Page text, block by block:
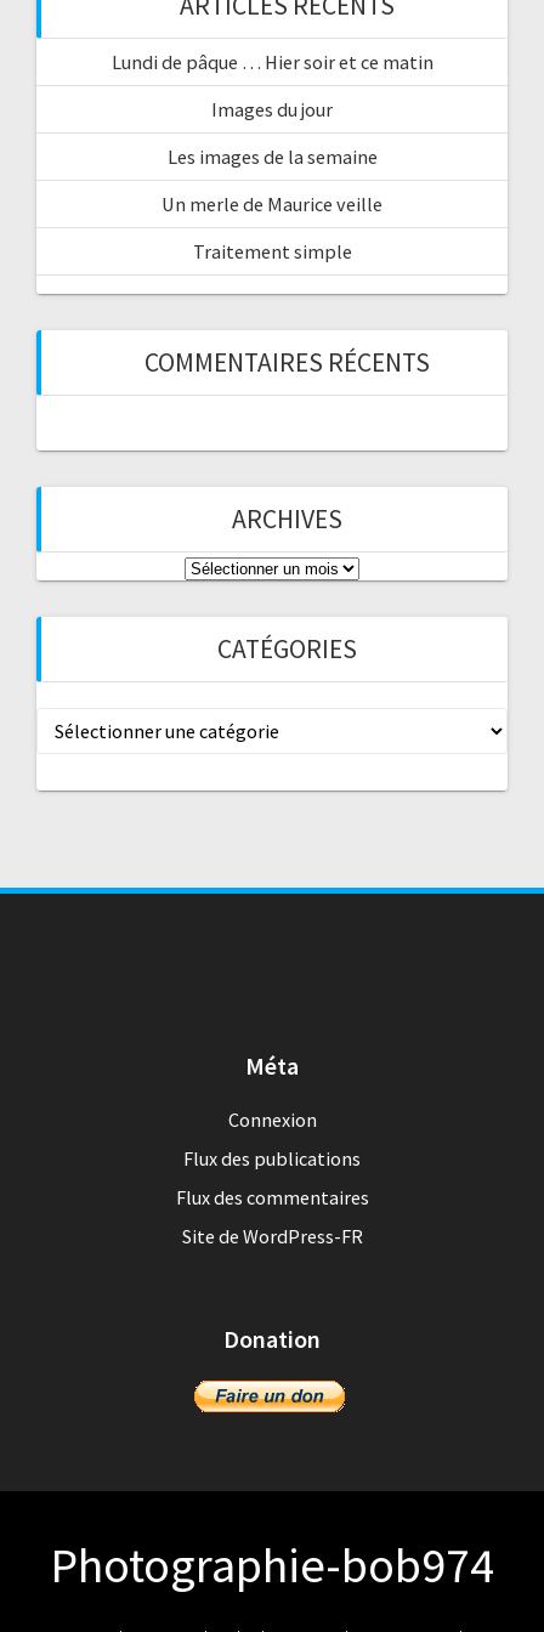
Lundi de pâque … Hier soir et ce matin
Images du jour
Les images de la semaine
Un merle de Maurice veille
Traitement simple
COMMENTAIRES RÉCENTS
ARCHIVES
Archives
CATÉGORIES
Catégories
Méta
Connexion
Flux des publications
Flux des commentaires
Site de WordPress-FR
Donation
Photographie-bob974